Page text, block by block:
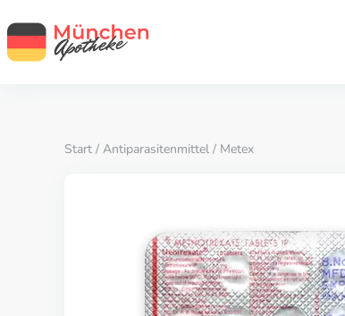
Start / Antiparasitenmittel / Metex